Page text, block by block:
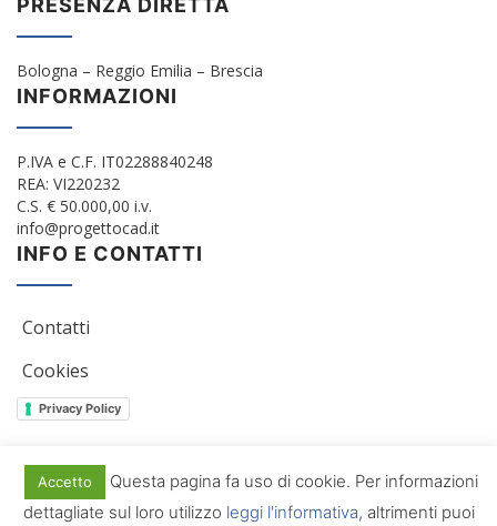
PRESENZA DIRETTA
Bologna – Reggio Emilia – Brescia
INFORMAZIONI
P.IVA e C.F. IT02288840248
REA: VI220232
C.S. € 50.000,00 i.v.
info@progettocad.it
INFO E CONTATTI
Contatti
Cookies
Privacy Policy
© 2012/2022 Progetto Cad Srl. All Rights Reserved
Accetto
Questa pagina fa uso di cookie. Per informazioni
dettagliate sul loro utilizzo leggi l'informativa, altrimenti puoi